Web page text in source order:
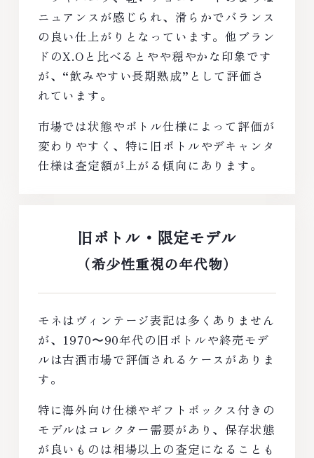
ニュアンスが感じられ、滑らかでバランス
の良い仕上がりとなっています。他ブラン
ドのX.Oと比べるとやや穏やかな印象です
が、“飲みやすい長期熟成”として評価さ
れています。
市場では状態やボトル仕様によって評価が
変わりやすく、特に旧ボトルやデキャンタ
仕様は査定額が上がる傾向にあります。
旧ボトル・限定モデル
（希少性重視の年代物）
モネはヴィンテージ表記は多くありません
が、1970〜90年代の旧ボトルや終売モデ
ルは古酒市場で評価されるケースがありま
す。
特に海外向け仕様やギフトボックス付きの
モデルはコレクター需要があり、保存状態
が良いものは相場以上の査定になることも